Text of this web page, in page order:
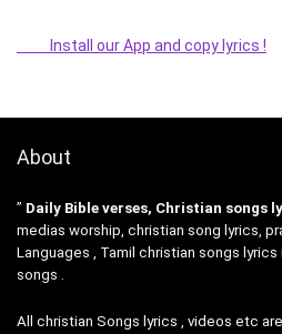
Install our App and copy lyrics !
About
” Daily Bible verses, Christian songs
medias worship, christian song lyrics,
Languages , Tamil christian songs lyrics
songs .
All christian Songs lyrics , videos etc